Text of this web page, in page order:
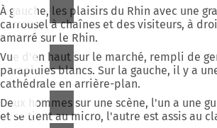
À gauche, les plaisirs du Rhin avec une
carrousel à chaînes et des visiteurs, à
amarré sur le Rhin.
Vue d'en haut sur le marché, rempli de
parapluies blancs. Sur la gauche, il y a
cathédrale en arrière-plan.
Deux hommes sur une scène, l'un a une
et se tient au micro, l'autre est assis au